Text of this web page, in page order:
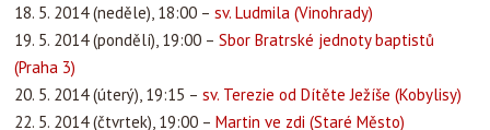
18. 5. 2014 (neděle), 18:00 – sv. Ludmila (Vinohrady)
19. 5. 2014 (pondělí), 19:00 – Sbor Bratrské jednoty baptistů
(Praha 3)
20. 5. 2014 (úterý), 19:15 – sv. Terezie od Dítěte Ježíše (Kobylisy)
22. 5. 2014 (čtvrtek), 19:00 – Martin ve zdi (Staré Město)